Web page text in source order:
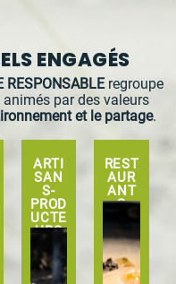
ENGAGÉS
RESPONSABLEregroupe
par des valeurs
et le partage.
ARTI
SAN
S-
PROD
UCTE
URS
REST
AUR
ANT
S